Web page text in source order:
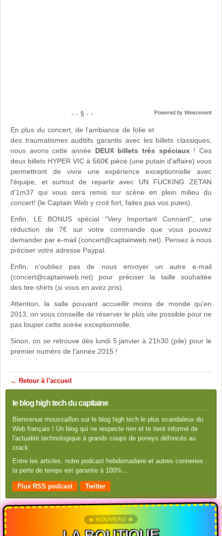
En plus du concert, de l'ambiance de folie et
des traumatismes auditifs garantis avec les billets classiques,
nous avons cette annéeDEUX billets très spéciaux! Ces
deux billets HYPER VIC à 560€ pièce (une putain d'affaire) vous
permettront de vivre une expérience exceptionnelle avec
l'équipe, et surtout de repartir avec UN FUCKING ZETAN
d'1m37 qui vous sera remis sur scène en plein milieu du
Enfin, LE BONUS spécial "Very Important Connard", une
réduction de 7€ sur votre commande que vous pouvez
demander par e-mail (concert@captainweb.net). Pensez à nous
Enfin, n'oubliez pas de nous envoyer un autre e-mail
(concert@captainweb.net) pour préciser la taille souhaitée
Attention, la salle pouvant accueillir moins de monde qu'en
2013, on vous conseille de réserver le plus vite possible pour ne
Sinon, on se retrouve dès lundi 5 janvier à 21h30 (pile) pour le
← Retour à l'accueil
le blog high tech du capitaine
Bienvenue moussaillon sur le blog high tech le plus scandaleux du
Web français ! Un blog qui ne respecte rien et te tient informé de
l'actualité technologique à grands coups de poneys défoncés au
crack.
Entre les articles, notre podcast hebdomadaire et autres conneries :
la perte de temps est garantie à 100%…
Flux RSS podcast Twitter
🔥 NOUVEAU 🔥